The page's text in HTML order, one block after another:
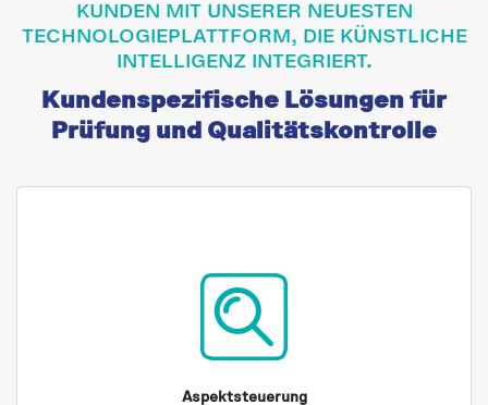
KUNDEN MIT UNSERER NEUESTEN
TECHNOLOGIEPLATTFORM, DIE KÜNSTLICHE
INTELLIGENZ INTEGRIERT.
Kundenspezifische Lösungen für
Prüfung und Qualitätskontrolle
Aspektsteuerung